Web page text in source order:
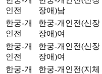
인전
장애)남
한궁-개
인전
한궁-개인전(신장
장애)여
한궁-개
인전
한궁-개인전(신장
장애)여
한궁-개
한궁-개인전(지체